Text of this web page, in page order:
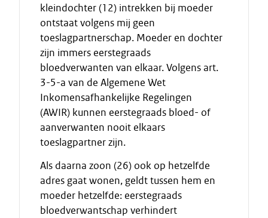
kleindochter (12) intrekken bij moeder
ontstaat volgens mij geen
toeslagpartnerschap. Moeder en dochter
zijn immers eerstegraads
bloedverwanten van elkaar. Volgens art.
3-5-a van de Algemene Wet
Inkomensafhankelijke Regelingen
(AWIR) kunnen eerstegraads bloed- of
aanverwanten nooit elkaars
toeslagpartner zijn.
Als daarna zoon (26) ook op hetzelfde
adres gaat wonen, geldt tussen hem en
moeder hetzelfde: eerstegraads
bloedverwantschap verhindert